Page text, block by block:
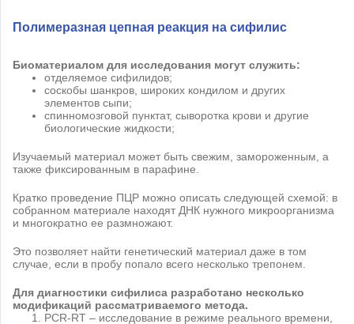
Полимеразная цепная реакция на сифилис
Биоматериалом для исследования могут служить:
отделяемое сифилидов;
соскобы шанкров, широких кондилом и других
элементов сыпи;
спинномозговой пунктат, сыворотка крови и другие
биологические жидкости;
Изучаемый материал может быть свежим, замороженным, а
также фиксированным в парафине.
Кратко проведение ПЦР можно описать следующей схемой: в
собранном материале находят ДНК нужного микроорганизма
и многократно ее размножают.
Это позволяет найти генетический материал даже в том
случае, если в пробу попало всего несколько трепонем.
Для диагностики сифилиса разработано несколько
модификаций рассматриваемого метода.
PCR-RT – исследование в режиме реального времени,